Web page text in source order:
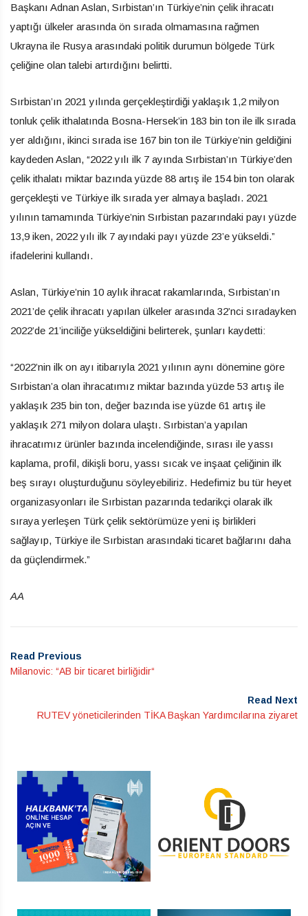
Başkanı Adnan Aslan, Sırbistan’ın Türkiye’nin çelik ihracatı
yaptığı ülkeler arasında ön sırada olmamasına rağmen
Ukrayna ile Rusya arasındaki politik durumun bölgede Türk
çeliğine olan talebi artırdığını belirtti.
Sırbistan’ın 2021 yılında gerçekleştirdiği yaklaşık 1,2 milyon
tonluk çelik ithalatında Bosna-Hersek’in 183 bin ton ile ilk sırada
yer aldığını, ikinci sırada ise 167 bin ton ile Türkiye’nin geldiğini
kaydeden Aslan, “2022 yılı ilk 7 ayında Sırbistan’ın Türkiye’den
çelik ithalatı miktar bazında yüzde 88 artış ile 154 bin ton olarak
gerçekleşti ve Türkiye ilk sırada yer almaya başladı. 2021
yılının tamamında Türkiye’nin Sırbistan pazarındaki payı yüzde
13,9 iken, 2022 yılı ilk 7 ayındaki payı yüzde 23’e yükseldi.”
ifadelerini kullandı.
Aslan, Türkiye’nin 10 aylık ihracat rakamlarında, Sırbistan’ın
2021’de çelik ihracatı yapılan ülkeler arasında 32’nci sıradayken
2022’de 21’inciliğe yükseldiğini belirterek, şunları kaydetti:
“2022’nin ilk on ayı itibarıyla 2021 yılının aynı dönemine göre
Sırbistan’a olan ihracatımız miktar bazında yüzde 53 artış ile
yaklaşık 235 bin ton, değer bazında ise yüzde 61 artış ile
yaklaşık 271 milyon dolara ulaştı. Sırbistan’a yapılan
ihracatımız ürünler bazında incelendiğinde, sırası ile yassı
kaplama, profil, dikişli boru, yassı sıcak ve inşaat çeliğinin ilk
beş sırayı oluşturduğunu söyleyebiliriz. Hedefimiz bu tür heyet
organizasyonları ile Sırbistan pazarında tedarikçi olarak ilk
sıraya yerleşen Türk çelik sektörümüze yeni iş birlikleri
sağlayıp, Türkiye ile Sırbistan arasındaki ticaret bağlarını daha
da güçlendirmek.”
AA
Read Previous
Milanovic: “AB bir ticaret birliğidir“
Read Next
RUTEV yöneticilerinden TİKA Başkan Yardımcılarına ziyaret